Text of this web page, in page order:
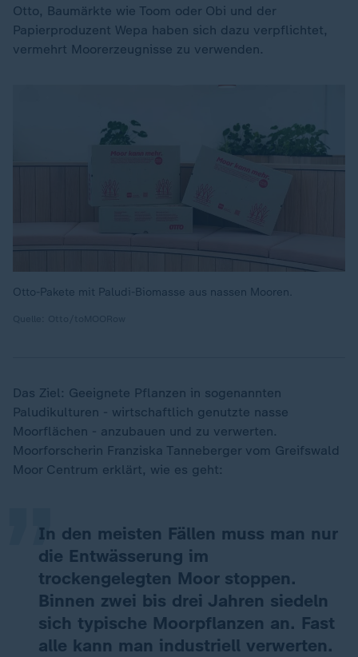
Otto, Baumärkte wie Toom oder Obi und der
Papierproduzent Wepa haben sich dazu verpflichtet,
vermehrt Moorerzeugnisse zu verwenden.
Otto-Pakete mit Paludi-Biomasse aus nassen Mooren.
Das Ziel: Geeignete Pflanzen in sogenannten
Paludikulturen - wirtschaftlich genutzte nasse
Moorflächen - anzubauen und zu verwerten.
Moorforscherin Franziska Tanneberger vom Greifswald
Moor Centrum erklärt, wie es geht:
In den meisten Fällen muss man nur
die Entwässerung im
trockengelegten Moor stoppen.
Binnen zwei bis drei Jahren siedeln
sich typische Moorpflanzen an. Fast
alle kann man industriell verwerten.
„